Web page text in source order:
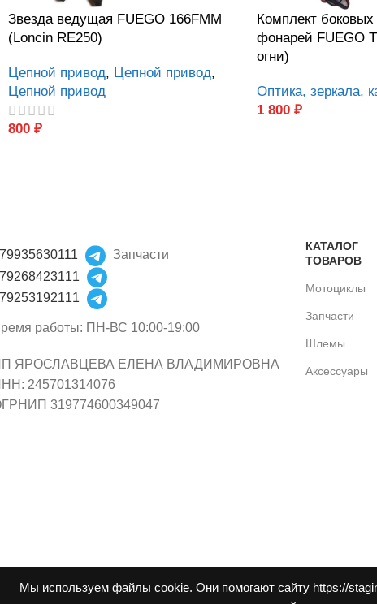
Мы используем файлы cookie. Они помогают сайту https://
Звезда ведущая FUEGO 166FMM
(Loncin RE250)
Цепной привод, Цепной привод,
Цепной привод
800 ₽
Комплект
фонарей FUEGO
огни)
Оптика, зеркала,
1 800 ₽
Запчасти
работы: ПН-ВС 10:00-19:00
ЯРОСЛАВЦЕВА ЕЛЕНА ВЛАДИМИРОВНА
245701314076
319774600349047
КАТАЛОГ
ТОВАРОВ
Мотоциклы
Запчасти
Шлемы
Аксессуары